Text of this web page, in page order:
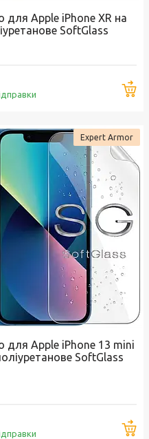
для Apple iPhone XR на
SoftGlass
Expert Armor
для Apple iPhone 13 mini
SoftGlass